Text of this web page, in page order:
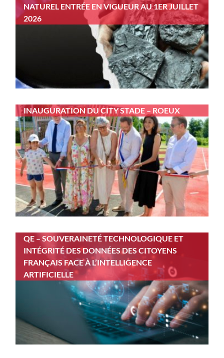
NATUREL ENTRÉE EN VIGUEUR AU 1ER JUILLET
2026
INAUGURATION DU CITY STADE – ROEUX
QE – SOUVERAINETÉ TECHNOLOGIQUE ET
INTÉGRITÉ DES DONNÉES DES CITOYENS
FRANÇAIS FACE À L’INTELLIGENCE
ARTIFICIELLE